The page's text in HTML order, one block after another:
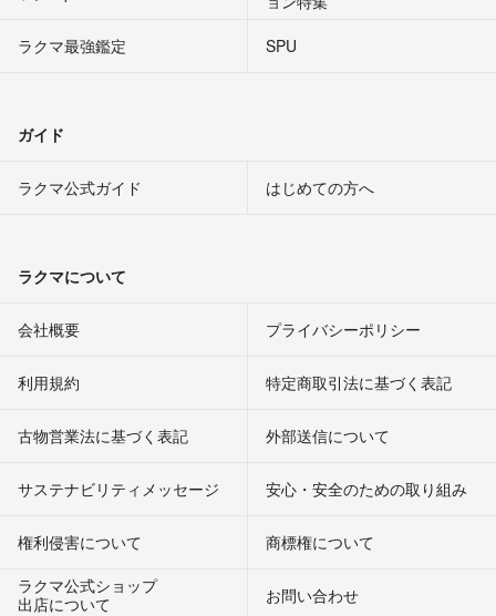
ラクマ最強鑑定
SPU
ガイド
ラクマ公式ガイド はじめての方へ
ラクマについて
会社概要 プライバシーポリシー
利用規約 特定商取引法に基づく表記
古物営業法に基づく表記 外部送信について
サステナビリティメッセージ 安心・安全のための取り組み
権利侵害について
商標権について
ラクマ公式ショップ
出店について
お問い合わせ